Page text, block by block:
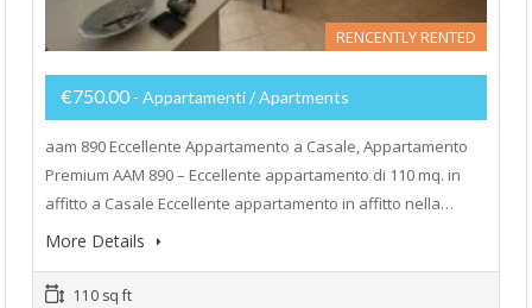
RENCENTLY RENTED
€750.00 - Appartamenti / Apartments
aam 890 Eccellente Appartamento a Casale, Appartamento
Premium AAM 890 – Eccellente appartamento di 110 mq. in
affitto a Casale Eccellente appartamento in affitto nella…
More Details
110 sq ft